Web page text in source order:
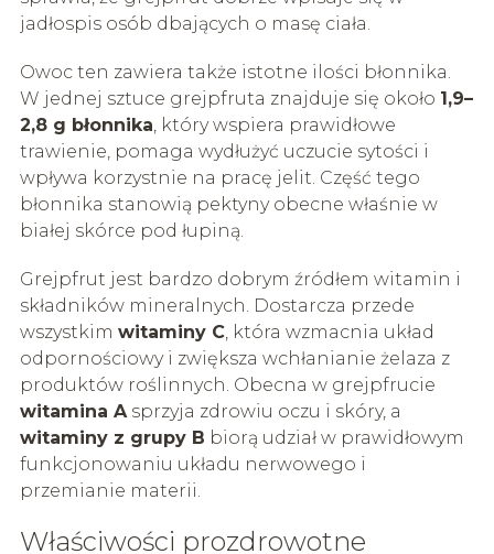
jadłospis osób dbających o masę ciała.
Owoc ten zawiera także istotne ilości błonnika.
W jednej sztuce grejpfruta znajduje się około 1,9–
2,8 g błonnika, który wspiera prawidłowe
trawienie, pomaga wydłużyć uczucie sytości i
wpływa korzystnie na pracę jelit. Część tego
błonnika stanowią pektyny obecne właśnie w
białej skórce pod łupiną.
Grejpfrut jest bardzo dobrym źródłem witamin i
składników mineralnych. Dostarcza przede
wszystkim witaminy C, która wzmacnia układ
odpornościowy i zwiększa wchłanianie żelaza z
produktów roślinnych. Obecna w grejpfrucie
witamina Asprzyja zdrowiu oczu i skóry, a
witaminy z grupy B biorą udział w prawidłowym
funkcjonowaniu układu nerwowego i
przemianie materii.
Właściwości prozdrowotne